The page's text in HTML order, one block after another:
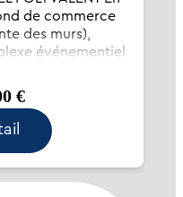
de commerce
des murs),
événementiel
de
€